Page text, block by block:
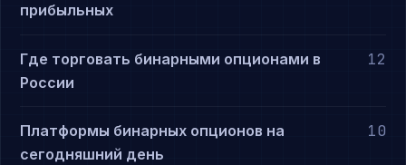
прибыльных
Где торговать бинарными опционами в
России
12
Платформы бинарных опционов на
сегодняшний день
10